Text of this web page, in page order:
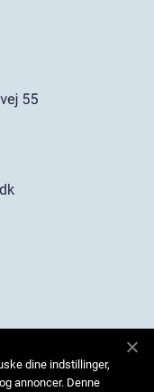
dine indstillinger,
annoncer. Denne